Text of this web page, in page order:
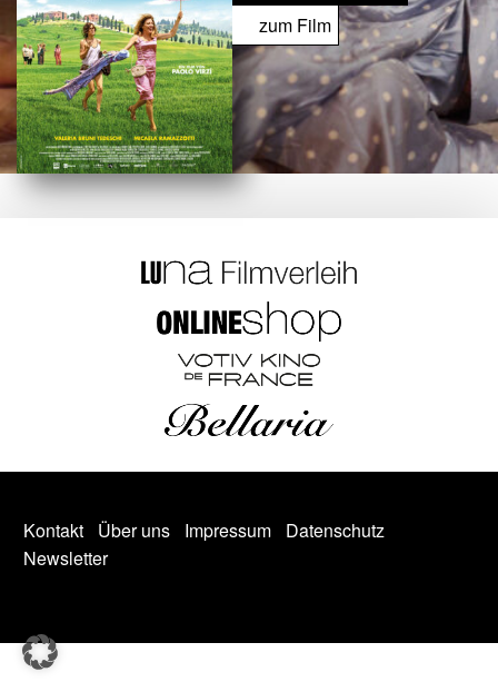
zum Film
Kontakt Über uns Impressum
Datenschutz
Newsletter